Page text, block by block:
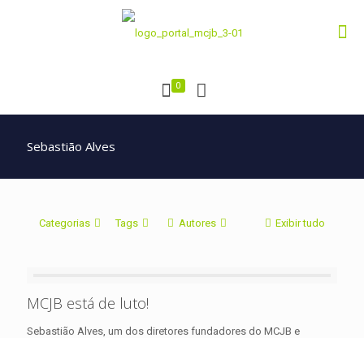
0
Sebastião Alves
Categorias Tags Autores Exibir tudo
MCJB está de luto!
Sebastião Alves, um dos diretores fundadores do MCJB e